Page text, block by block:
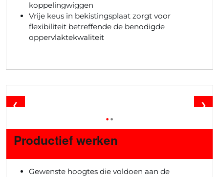
koppelingwiggen
Vrije keus in bekistingsplaat zorgt voor
flexibiliteit betreffende de benodigde
oppervlaktekwaliteit
❮ ❯
••
Productief werken
Gewenste hoogtes die voldoen aan de